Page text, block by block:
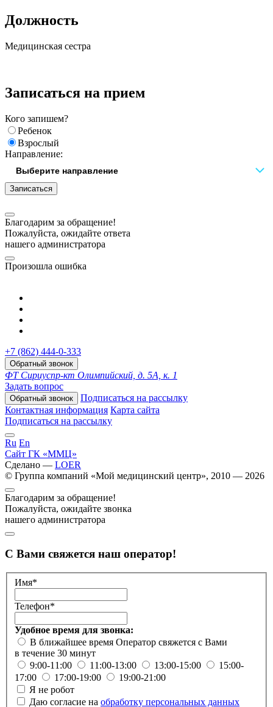
Должность
Медицинская сестра
Записаться на прием
Кого запишем?
Ребенок
Взрослый
Направление:
Записаться
Благодарим за обращение!
Пожалуйста, ожидайте ответа
нашего администратора
Произошла ошибка
+7 (862) 444-0-333
Обратный звонок
ФТ Сириуспр-кт Олимпийский, д. 5А, к. 1
Задать вопрос
Обратный звонок
Подписаться на рассылку
Контактная информация Карта сайта
Подписаться на рассылку
Ru En
Сайт ГК «ММЦ»
Сделано — LOER
© Группа компаний «Мой медицинский центр», 2010 — 2026
Благодарим за обращение!
Пожалуйста, ожидайте звонка
нашего администратора
С Вами свяжется наш оператор!
Имя*
Телефон*
Удобное время для звонка:
В ближайшее время Оператор свяжется с Вами
в течение 30 минут
9:00-11:00
11:00-13:00 13:00-15:00
15:00-
17:00
17:00-19:00
19:00-21:00
Я не робот
Даю согласие на обработку персональных данных